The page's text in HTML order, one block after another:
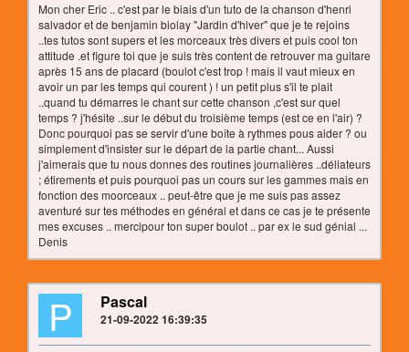
Mon cher Eric .. c'est par le biais d'un tuto de la chanson d'henri
salvador et de benjamin biolay "Jardin d'hiver" que je te rejoins
..tes tutos sont supers et les morceaux très divers et puis cool ton
attitude .et figure toi que je suis très content de retrouver ma guitare
après 15 ans de placard (boulot c'est trop ! mais il vaut mieux en
avoir un par les temps qui courent ) ! un petit plus s'il te plait
..quand tu démarres le chant sur cette chanson ,c'est sur quel
temps ? j'hésite ..sur le début du troisième temps (est ce en l'air) ?
Donc pourquoi pas se servir d'une boîte à rythmes pous aider ? ou
simplement d'insister sur le départ de la partie chant... Aussi
j'aimerais que tu nous donnes des routines journalières ..déliateurs
; étirements et puis pourquoi pas un cours sur les gammes mais en
fonction des moorceaux .. peut-être que je me suis pas assez
aventuré sur tes méthodes en général et dans ce cas je te présente
mes excuses .. mercipour ton super boulot .. par ex le sud génial ...
Denis
P Pascal
21-09-2022 16:39:35